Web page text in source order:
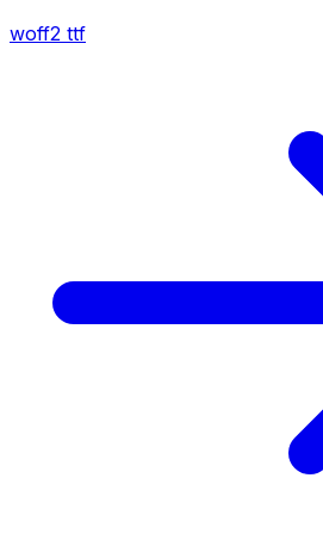
woff2 ttf